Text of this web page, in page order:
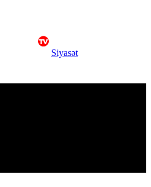
Siyasət